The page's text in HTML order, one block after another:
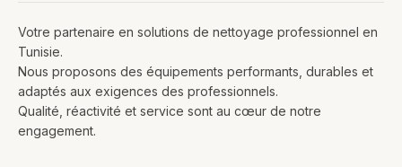
Votre partenaire en solutions de nettoyage professionnel en
Tunisie.
Nous proposons des équipements performants, durables et
adaptés aux exigences des professionnels.
Qualité, réactivité et service sont au cœur de notre
engagement.